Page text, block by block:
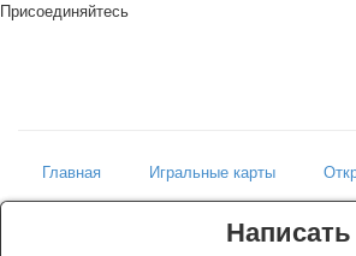
Доставка
Гарантия
Присоединяйтесь
Главная Игральные карты